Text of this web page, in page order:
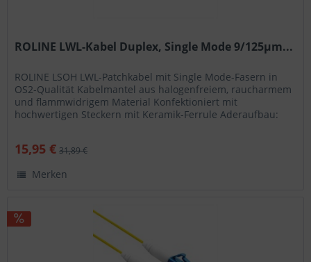
ROLINE LWL-Kabel Duplex, Single Mode 9/125µm...
ROLINE LSOH LWL-Patchkabel mit Single Mode-Fasern in
OS2-Qualität Kabelmantel aus halogenfreiem, raucharmem
und flammwidrigem Material Konfektioniert mit
hochwertigen Steckern mit Keramik-Ferrule Aderaufbau:
15,95 € 31,89 €
Merken